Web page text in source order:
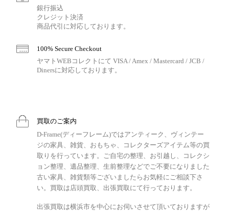
銀行振込
クレジット決済
商品代引に対応しております。
100% Secure Checkout
ヤマトWEBコレクトにて VISA / Amex / Mastercard / JCB /
Dinersに対応しております。
買取のご案内
D-Frame(ディーフレーム)ではアンティーク、ヴィンテー
ジの家具、雑貨、おもちゃ、コレクターズアイテム等の買
取りを行っています。ご自宅の整理、お引越し、コレクシ
ョン整理、遺品整理、生前整理などでご不要になりました
古い家具、雑貨類等ございましたらお気軽にご相談下さ
い。買取は店頭買取、出張買取にて行っております。
出張買取は横浜市を中心にお伺いさせて頂いておりますが